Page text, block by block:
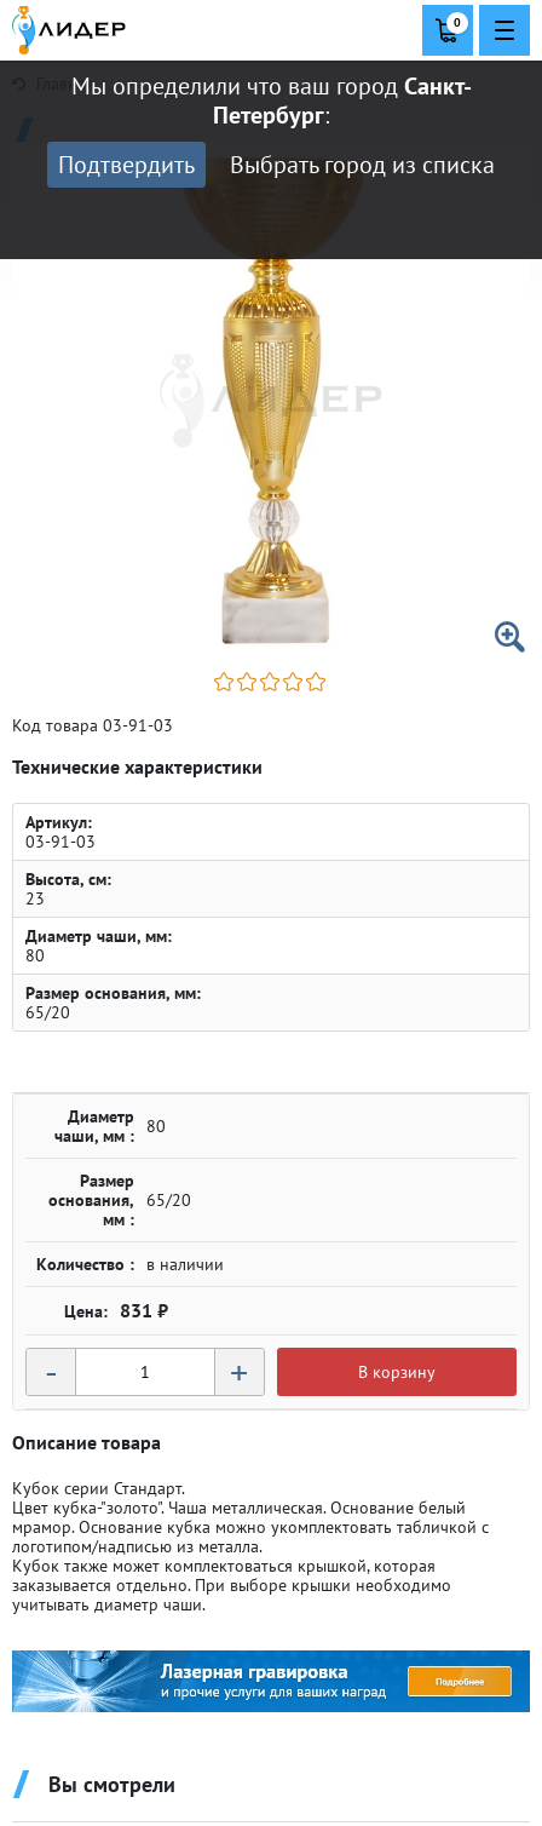
Мы определили что ваш городСанкт-
Петербург:
Подтвердить
Выбрать город из списка
0
Главная
Код товара 03-91-03
Технические характеристики
Артикул:
03-91-03
Высота, см:
23
Диаметр чаши, мм:
80
Размер основания, мм:
65/20
Диаметр
чаши, мм :
80
Размер
основания,
мм :
65/20
Количество : в наличии
831 ₽
- + В корзину
Описание товара
Кубок серии Стандарт.
Цвет кубка-"золото". Чаша металлическая. Основание белый
мрамор. Основание кубка можно укомплектовать табличкой с
логотипом/надписью из металла.
Кубок также может комплектоваться крышкой, которая
заказывается отдельно. При выборе крышки необходимо
учитывать диаметр чаши.
Вы смотрели